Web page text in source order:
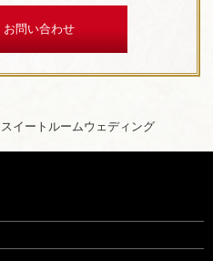
お問い合わせ
スイートルームウェディング